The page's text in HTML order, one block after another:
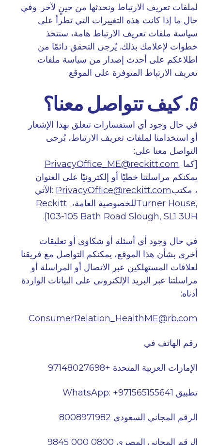
لملفات تعريف الارتباط ونحدثها من حينٍ لآخر. وفي
حال ما إذا كانت هذه التغييرات التي تطرأ على
سياسة ملفات تعريف الارتباط هامة، سنتخذ
خطوات لإعلامك بذلك. يُرجى التحقق دائمًا من
اطلاعكم على أحدث إصدار من سياسة ملفات
تعريف الارتباط المتوفرة على الموقع.
6. كيف تتواصل معنا؟
في حال وجود أي استفسارات تتعلق بهذا الإشعار
أو استخدامنا لملفات تعريف الارتباط، يُرجى
التواصل معنا على:
[
PrivacyOffice_ME@reckitt.com. كما
يمكنكم مراسلتنا خطيًا أو إلكترونيًا على العنوان
الآتي: PrivacyOffice@reckitt.com، مكتب
Reckitt للخصوصية العامة،Turner House,
103-105 Bath Road Slough, SL1 3UH].
في حال وجود أي أسئلة أو شكاوى أو تعليقات
أخرى بشأن هذا الموقع، يمكنكم التواصل مع فريقنا
لعلاقات المستهلكين عبر الاتصال أو المراسلة أو
مراسلتنا عبر البريد الإلكتروني على البيانات الواردة
أدناه:
ConsumerRelation_HealthME@rb.com
رقم الهاتف في
الإمارات العربية المتحدة +97148027698
تطبيق
الرقم المجاني السعودي 8008971982
الرقم المجاني المصري 0800 000 9845